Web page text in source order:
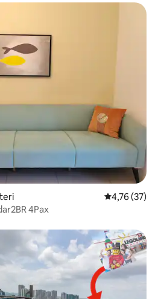
4,76 av 5 i
4,76 (37)
4Pax